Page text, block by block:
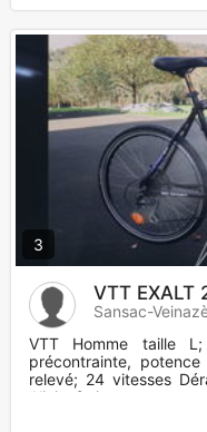
3
VTT EXALT
Sansac-
VTT Homme taille
précontrainte,
relevé; 24 vitesses
Alivio; frei